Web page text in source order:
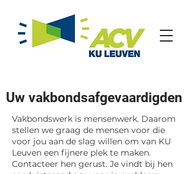
Uw vakbondsafgevaardigden
Vakbondswerk is mensenwerk. Daarom
stellen we graag de mensen voor die
voor jou aan de slag willen om van KU
Leuven een fijnere plek te maken.
Contacteer hen gerust. Je vindt bij hen